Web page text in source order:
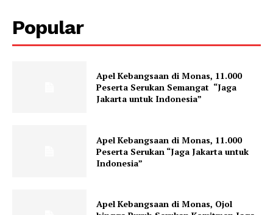
Popular
Apel Kebangsaan di Monas, 11.000
Peserta Serukan Semangat “Jaga
Jakarta untuk Indonesia”
Apel Kebangsaan di Monas, 11.000
Peserta Serukan “Jaga Jakarta untuk
Indonesia”
Apel Kebangsaan di Monas, Ojol